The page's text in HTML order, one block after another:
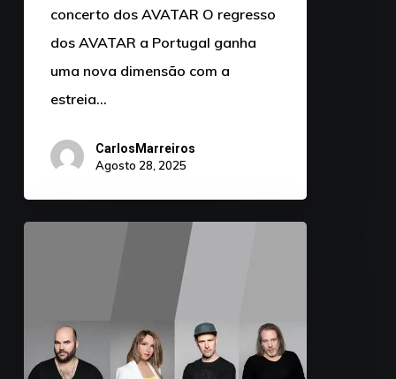
concerto dos AVATAR O regresso
dos AVATAR a Portugal ganha
uma nova dimensão com a
estreia…
CarlosMarreiros
Agosto 28, 2025